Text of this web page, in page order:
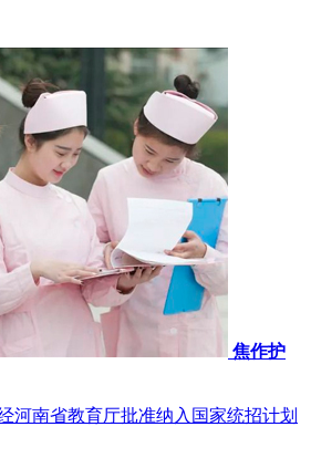
焦作护
河南省教育厅批准纳入国家统招计划